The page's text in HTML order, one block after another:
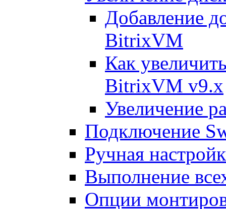
Добавление
BitrixVM
Как
BitrixVM v9.x
Увеличение
Подключение
Ручная
Выполнение
Опции